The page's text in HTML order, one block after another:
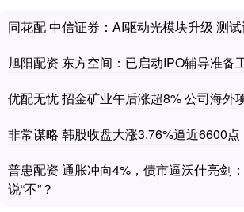
同花配 中信证券：AI驱动光模块升级 测
旭阳配资 东方空间：已启动IPO辅导准备
优配无忧 招金矿业午后涨超8% 公司海外
非常谋略 韩股收盘大涨3.76%逼近6600点
普患配资 通胀冲向4%，债市逼沃什亮剑
说“不”？